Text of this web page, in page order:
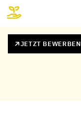
JETZT BEWERBEN